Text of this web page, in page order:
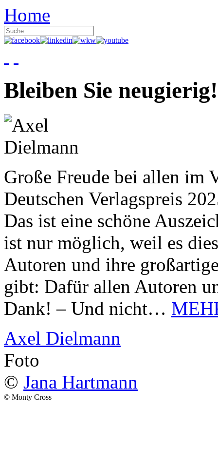
Home
Bleiben Sie neugierig!
Große Freude bei allen im
Deutschen Verlagspreis
Das ist eine schöne
ist nur möglich, weil es
Autoren und ihre
gibt: Dafür allen Autoren
Dank! – Und nicht…
Axel Dielmann
Foto
© Jana Hartmann
© Monty Cross